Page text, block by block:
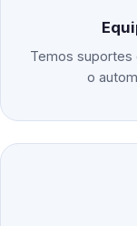
Temos suportes
o